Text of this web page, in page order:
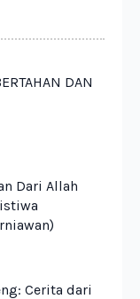
DAN
Dari Allah
Cerita dari